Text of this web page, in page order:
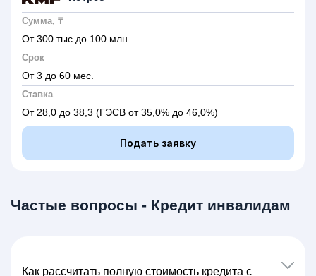
Сумма, ₸
От 300 тыс до 100 млн
Срок
От 3 до 60 мес.
Ставка
От 28,0 до 38,3 (ГЭСВ от 35,0% до 46,0%)
Подать заявку
Частые вопросы - Кредит инвалидам
Как расcчитать полную стоимость кредита с